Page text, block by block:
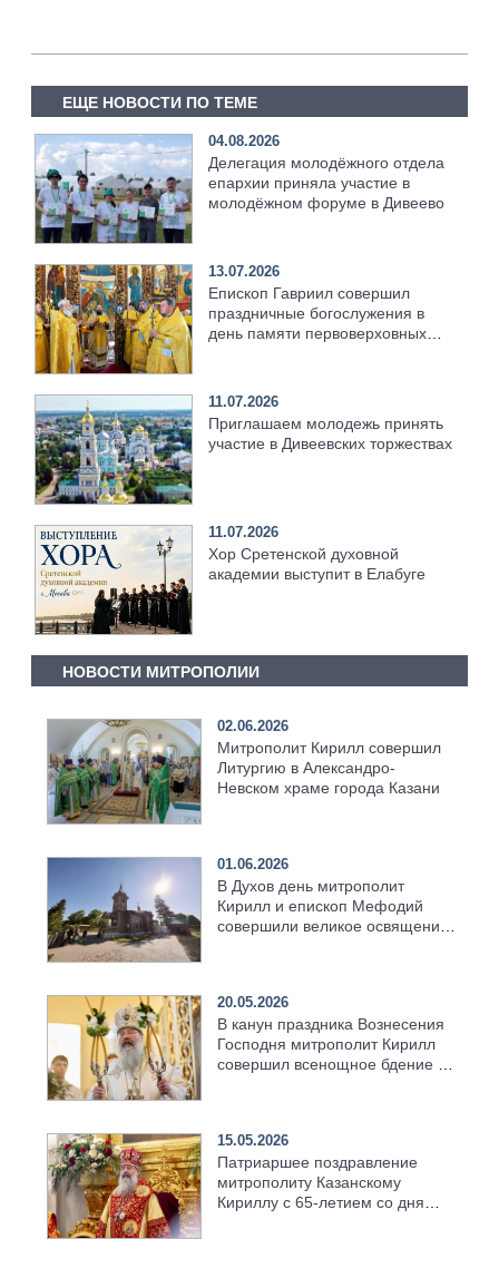
ЕЩЕ НОВОСТИ ПО ТЕМЕ
04.08.2026
Делегация молодёжного отдела
епархии приняла участие в
молодёжном форуме в Дивеево
13.07.2026
Епископ Гавриил совершил
праздничные богослужения в
день памяти первоверховных
11.07.2026
Приглашаем молодежь принять
участие в Дивеевских торжествах
11.07.2026
Хор Сретенской духовной
академии выступит в Елабуге
НОВОСТИ МИТРОПОЛИИ
02.06.2026
Митрополит Кирилл совершил
Литургию в Александро-
Невском храме города Казани
01.06.2026
В Духов день митрополит
Кирилл и епископ Мефодий
совершили великое освящение
20.05.2026
В канун праздника Вознесения
Господня митрополит Кирилл
совершил всенощное бдение в
15.05.2026
Патриаршее поздравление
митрополиту Казанскому
Кириллу с 65-летием со дня